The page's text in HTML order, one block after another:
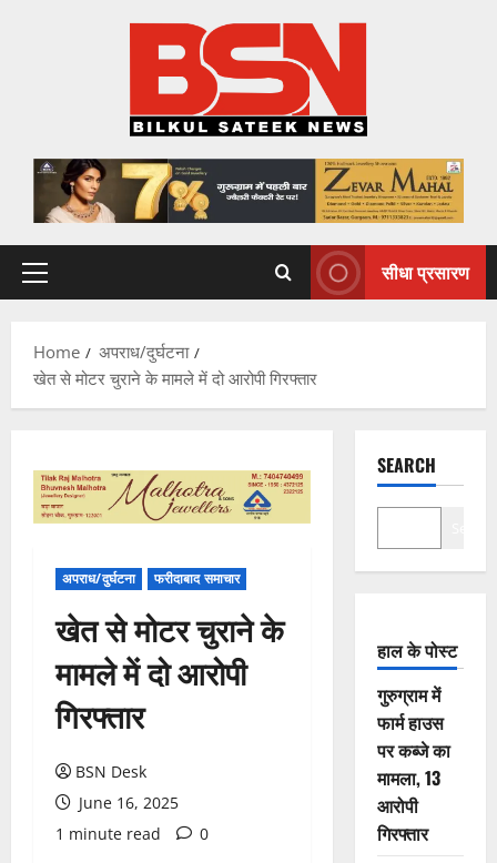
Primary
सीधा प्रसारण
Home
अपराध/दुर्घटना
खेत से मोटर चुराने के मामले में दो आरोपी गिरफ्तार
अपराध/दुर्घटना फरीदाबाद समाचार
खेत से मोटर चुराने के
मामले में दो आरोपी
गिरफ्तार
BSN Desk
June 16, 2025
1 minute read
0
SEARCH
हाल के पोस्ट
गुरुग्राम में
फार्म हाउस
पर कब्जे का
मामला, 13
आरोपी
गिरफ्तार